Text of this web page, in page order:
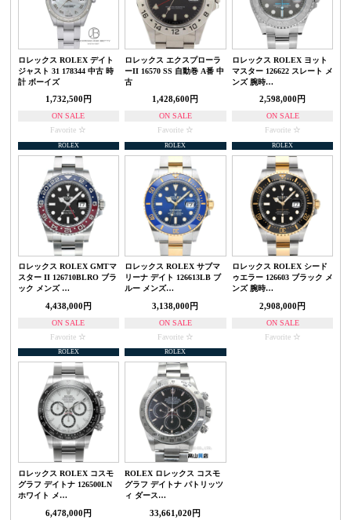
ロレックス ROLEX デイト
ジャスト 31 178344 中古 時
計 ボーイズ
1,732,500円
ON SALE
Favorite
ロレックス エクスプローラ
ーII 16570 SS 自動巻 A番 中
古
1,428,600円
ON SALE
Favorite
ロレックス ROLEX ヨット
マスター 126622 スレート メ
ンズ 腕時…
2,598,000円
ON SALE
Favorite
ROLEX
ロレックス ROLEX GMTマ
スター II 126710BLRO ブラ
ック メンズ …
4,438,000円
ON SALE
Favorite
ROLEX
ロレックス ROLEX サブマ
リーナ デイト 126613LB ブ
ルー メンズ…
3,138,000円
ON SALE
Favorite
ROLEX
ロレックス ROLEX シード
ゥエラー 126603 ブラック メ
ンズ 腕時…
2,908,000円
ON SALE
Favorite
ROLEX
ロレックス ROLEX コスモ
グラフ デイトナ 126500LN
ホワイト メ…
6,478,000円
ROLEX
ROLEX ロレックス コスモ
グラフ デイトナ パトリッツ
ィ ダース…
33,661,020円